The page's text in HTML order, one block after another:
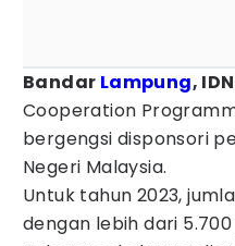
Bandar Lampung,
Cooperation
bergengsi disponsori
Negeri Malaysia.
Untuk tahun 2023,
dengan lebih dari